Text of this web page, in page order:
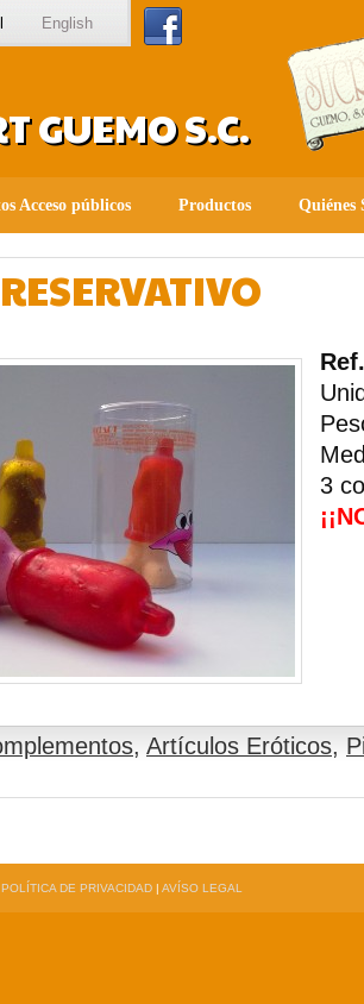
English
GUEMO S.C.
Acceso públicos Productos Quiénes
3
, Artículos Eróticos,
POLÍTICA DE PRIVACIDAD | AVÍSO LEGAL